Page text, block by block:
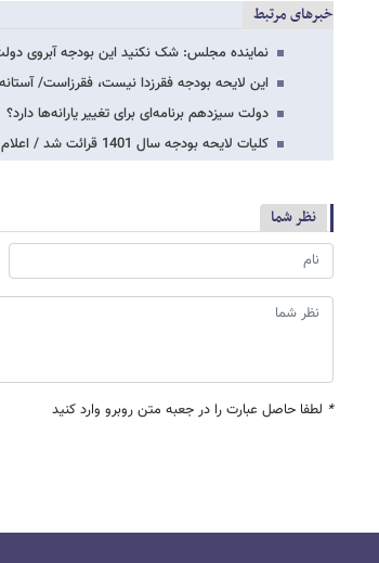
خبرهای مرتبط
نماینده مجلس: شک نکنید این بودجه آبروی
این لایحه بودجه فقرزدا نیست، فقرزاست/
دولت سیزدهم برنامه‌ای برای تغییر یارانه‌ها دارد؟
کلیات لایحه بودجه سال 1401 قرائت شد / اعلام حداقل حقوق کارمندان و رقم پاداش پایان…
نظر شما
* لطفا حاصل عبارت را در جعبه متن روبرو وارد کنید